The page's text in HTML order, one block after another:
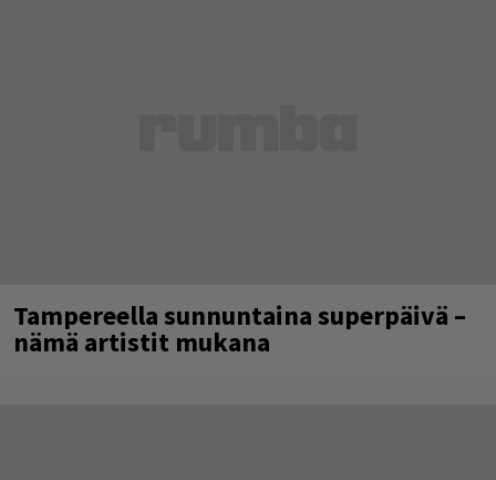
Tampereella sunnuntaina superpäivä –
nämä artistit mukana